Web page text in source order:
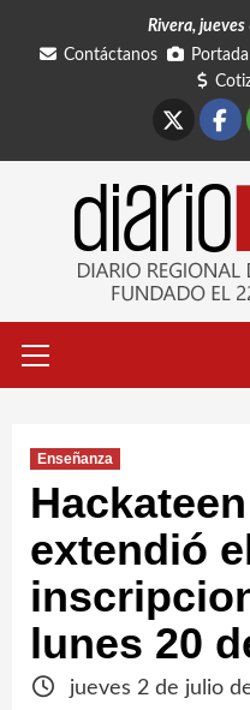
Rivera,
Contáctanos
primario
Enseñanza
extendió
lunes 20
jueves 2 de julio